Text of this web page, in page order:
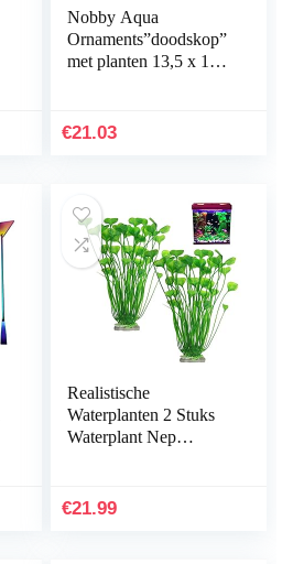
Nobby Aqua
Ornaments”doodskop”
met planten 13,5 x 13,5
€21.03
Realistische
Waterplanten 2 Stuks
Waterplant Nep
Kunstmatige
€21.99